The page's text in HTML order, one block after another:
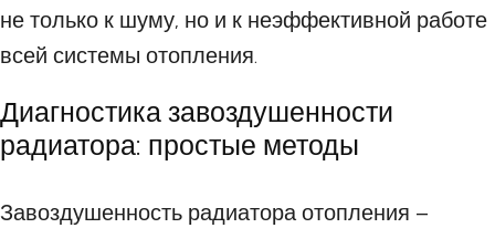
не только к шуму, но и к неэффективной работе
всей системы отопления.
Диагностика завоздушенности
радиатора: простые методы
Завоздушенность радиатора отопления –